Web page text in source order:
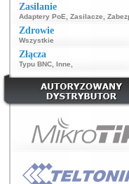
Zasilanie
Adaptery PoE Zasilacze
Zdrowie
Wszystkie
Złącza
Typu BNC Inne